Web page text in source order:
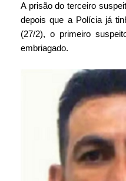
A prisão do terceiro
depois que a Polícia já
(27/2), o primeiro
embriagado.